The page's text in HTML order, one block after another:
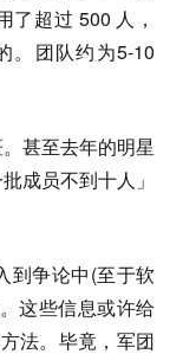
了超过 500 人，
。团队约为5-10
甚至去年的明星
成员不到十人」
到争论中(至于软
这些信息或许给
法。毕竟，军团